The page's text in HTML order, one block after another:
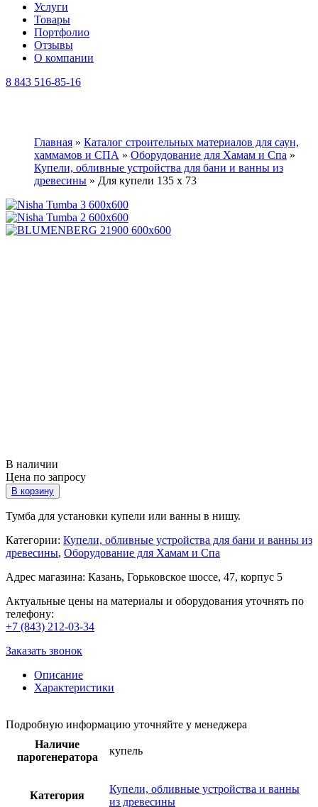
Услуги
Товары
Портфолио
Отзывы
О компании
8 843 516-85-16
Главная » Каталог строительных материалов для саун,
хаммамов и СПА » Оборудование для Хамам и Спа »
Купели, обливные устройства для бани и ванны из
древесины » Для купели 135 х 73
В наличии
Цена по запросу
В корзину
Тумба для установки купели или ванны в нишу.
Категории: Купели, обливные устройства для бани и ванны из
древесины, Оборудование для Хамам и Спа
Адрес магазина: Казань, Горьковское шоссе, 47, корпус 5
Актуальные цены на материалы и оборудования уточнять по
телефону:
+7 (843) 212-03-34
Заказать звонок
Описание
Характеристики
Подробную информацию уточняйте у менеджера
Наличие
парогенератора
купель
Категория
Купели, обливные устройства и ванны
из древесины